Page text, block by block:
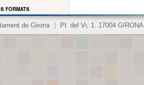
FORMATS
de Girona Pl. del Vi, 1. 17004 GIRONA